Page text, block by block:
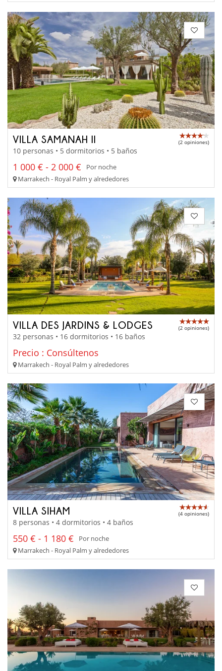
VILLA SAMANAH II (2 opiniones)
10 personas • 5 dormitorios • 5 baños
1 000 € - 2 000 €
Por noche
Marrakech - Royal Palm y alrededores
VILLA DES JARDINS & LODGES (2 opiniones)
32 personas • 16 dormitorios • 16 baños
Precio : Consúltenos
Marrakech - Royal Palm y alrededores
VILLA SIHAM (4 opiniones)
8 personas • 4 dormitorios • 4 baños
550 € - 1 180 €
Por noche
Marrakech - Royal Palm y alrededores